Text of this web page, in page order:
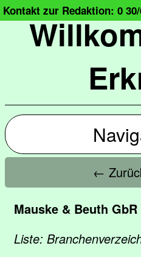
Kontakt zur Redaktion: 0 30/
←
Mauske & Beuth GbR
Liste: